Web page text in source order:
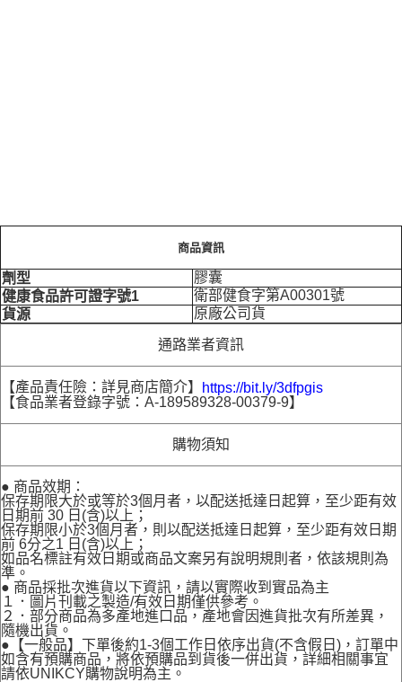
商品資訊
劑型
膠囊
健康食品許可證字號1
衛部健食字第A00301號
貨源
原廠公司貨
通路業者資訊
【產品責任險：詳見商店簡介】
https://bit.ly/3dfpgis
【食品業者登錄字號：A-189589328-00379-9】
購物須知
● 商品效期：
保存期限大於或等於3個月者，以配送抵達日起算，至少距有效
日期前 30 日(含)以上；
保存期限小於3個月者，則以配送抵達日起算，至少距有效日期
前 6分之1 日(含)以上；
如品名標註有效日期或商品文案另有說明規則者，依該規則為
準。
● 商品採批次進貨以下資訊，請以實際收到實品為主
１．圖片刊載之製造/有效日期僅供參考。
２．部分商品為多產地進口品，產地會因進貨批次有所差異，
隨機出貨。
●【一般品】下單後約1-3個工作日依序出貨(不含假日)，訂單中
如含有預購商品，將依預購品到貨後一併出貨，詳細相關事宜
請依UNIKCY購物說明為主。